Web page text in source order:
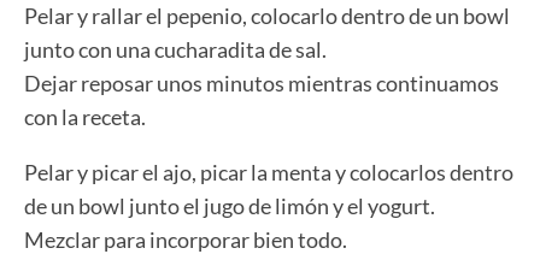
Pelar y rallar el pepenio, colocarlo dentro de un bowl
junto con una cucharadita de sal.
Dejar reposar unos minutos mientras continuamos
con la receta.
Pelar y picar el ajo, picar la menta y colocarlos dentro
de un bowl junto el jugo de limón y el yogurt.
Mezclar para incorporar bien todo.